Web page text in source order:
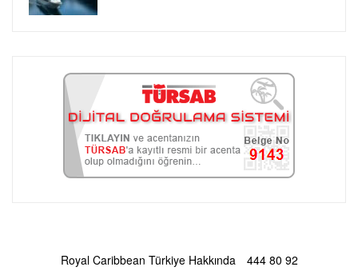
Royal Caribbean Türkiye Hakkında 444 80 92